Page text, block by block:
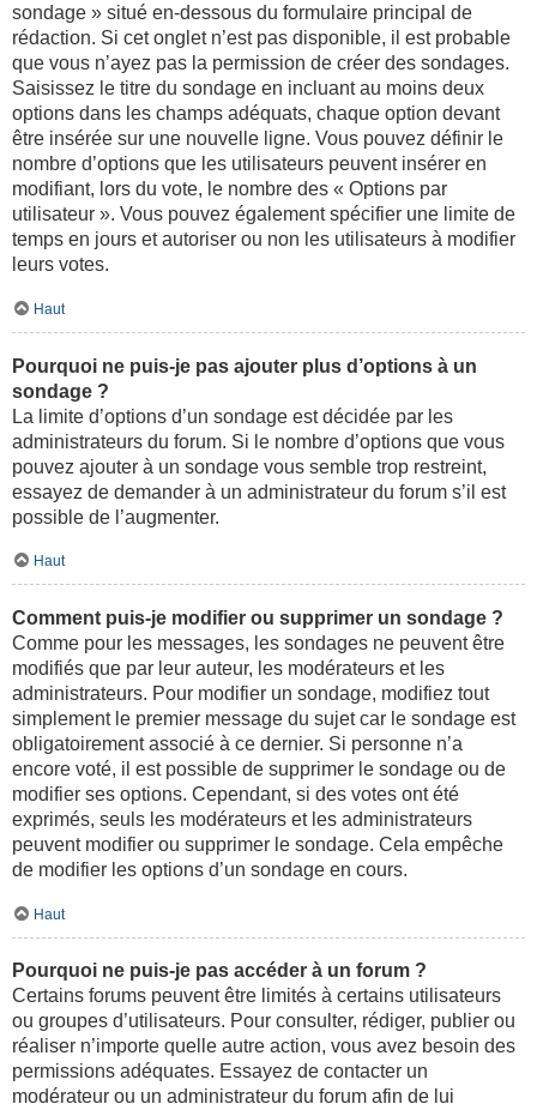
sondage » situé en-dessous du formulaire principal de
rédaction. Si cet onglet n’est pas disponible, il est probable
que vous n’ayez pas la permission de créer des sondages.
Saisissez le titre du sondage en incluant au moins deux
options dans les champs adéquats, chaque option devant
être insérée sur une nouvelle ligne. Vous pouvez définir le
nombre d’options que les utilisateurs peuvent insérer en
modifiant, lors du vote, le nombre des « Options par
utilisateur ». Vous pouvez également spécifier une limite de
temps en jours et autoriser ou non les utilisateurs à modifier
leurs votes.
Haut
Pourquoi ne puis-je pas ajouter plus d’options à un
sondage ?
La limite d’options d’un sondage est décidée par les
administrateurs du forum. Si le nombre d’options que vous
pouvez ajouter à un sondage vous semble trop restreint,
essayez de demander à un administrateur du forum s’il est
possible de l’augmenter.
Haut
Comment puis-je modifier ou supprimer un sondage ?
Comme pour les messages, les sondages ne peuvent être
modifiés que par leur auteur, les modérateurs et les
administrateurs. Pour modifier un sondage, modifiez tout
simplement le premier message du sujet car le sondage est
obligatoirement associé à ce dernier. Si personne n’a
encore voté, il est possible de supprimer le sondage ou de
modifier ses options. Cependant, si des votes ont été
exprimés, seuls les modérateurs et les administrateurs
peuvent modifier ou supprimer le sondage. Cela empêche
de modifier les options d’un sondage en cours.
Haut
Pourquoi ne puis-je pas accéder à un forum ?
Certains forums peuvent être limités à certains utilisateurs
ou groupes d’utilisateurs. Pour consulter, rédiger, publier ou
réaliser n’importe quelle autre action, vous avez besoin des
permissions adéquates. Essayez de contacter un
modérateur ou un administrateur du forum afin de lui